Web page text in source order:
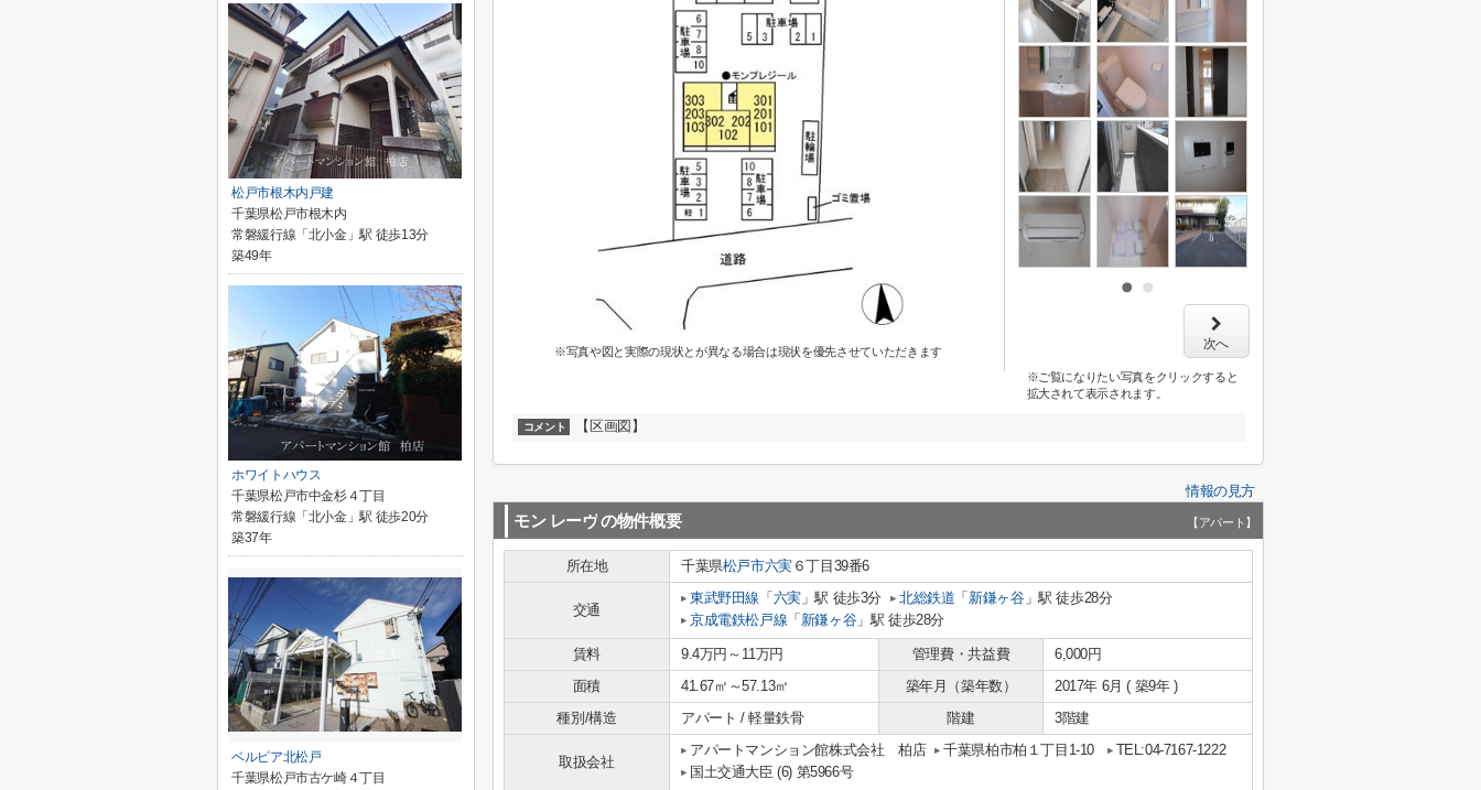
※写真や図と実際の現状とが異なる場合は現状を優先させていただきます 次へ
※ご覧になりたい写真をクリックすると
拡大されて表示されます。
コメント 【区画図】
情報の見方
モン レーヴ の物件概要 【アパート】
所在地 千葉県松戸市六実６丁目39番6
交通
東武野田線 「 六実」駅 徒歩3分 北総鉄道 「 新鎌ヶ谷」駅 徒歩28分
京成電鉄松戸線 「 新鎌ヶ谷」駅 徒歩28分
賃料 9.4万円～11万円 管理費・共益費
6,000円
面積
41.67㎡～57.13㎡ 築年月（築年数）
2017年 6月 ( 築9年 )
種別/構造
アパート / 軽量鉄骨 階建 3階建
取扱会社
アパートマンション館株式会社 柏店 千葉県柏市柏１丁目1-10
TEL:04-7167-1222
国土交通大臣 (6) 第5966号
松戸市根木内戸建
千葉県松戸市根木内
常磐緩行線「北小金」駅 徒歩13分
築49年
ホワイトハウス
千葉県松戸市中金杉４丁目
常磐緩行線「北小金」駅 徒歩20分
築37年
ベルピア北松戸
千葉県松戸市古ケ崎４丁目